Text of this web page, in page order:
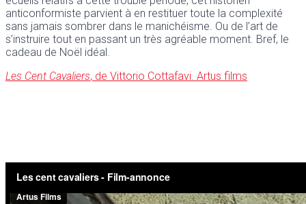
anticonformiste parvient à en restituer toute la complexité
sans jamais sombrer dans le manichéisme. Ou de l’art de
s’instruire tout en passant un très agréable moment. Bref, le
cadeau de Noël idéal.
Les Cent Cavaliers, de Vittorio Cottafavi. Artus films